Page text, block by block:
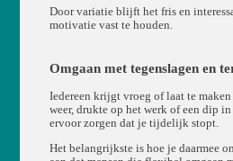
Door variatie blijft het fris en
motivatie vast te houden.
Omgaan met tegenslagen en
Iedereen krijgt vroeg of laat te
weer, drukte op het werk of een dip
ervoor zorgen dat je tijdelijk stopt.
Het belangrijkste is hoe je daarmee